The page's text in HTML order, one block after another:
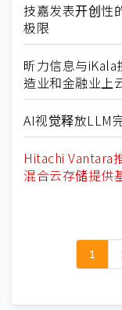
技嘉发表开创性
极限
昕力信息与
造业和金融业上
AI视觉释放LLM
Hitachi Vantara
混合云存储提供
1